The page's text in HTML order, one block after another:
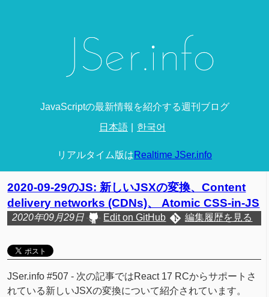
JavaScriptの最新情報を紹介する週刊ブログ
日本語 한국어
リアルタイム版はRealtime JSer.info
2020-09-29のJS: 新しいJSXの変換、Content
delivery networks (CDNs)、 Atomic CSS-in-JS
2020年09月29日 Edit on GitHub 編集履歴を見る
JSer.info #507 - 次の記事ではReact 17 RCからサポートさ
れている新しいJSXの変換について紹介されています。